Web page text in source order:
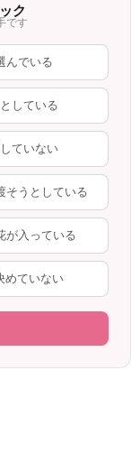
ク
です
んでいる
している
ていない
そうとしている
が入っている
めていない